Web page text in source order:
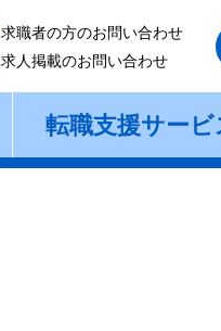
求職者の方のお問い合わせ
求人掲載のお問い合わせ
転職支援サービ